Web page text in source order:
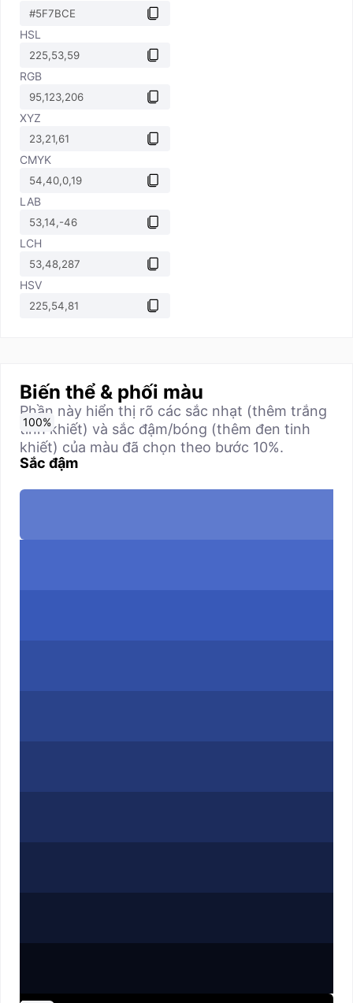
HSL
RGB
XYZ
CMYK
LAB
LCH
HSV
Biến thể & phối màu
Phần này hiển thị rõ các sắc nhạt (thêm trắng
tinh khiết) và sắc đậm/bóng (thêm đen tinh
khiết) của màu đã chọn theo bước 10%.
Sắc đậm
0%
10%
20%
30%
40%
50%
60%
70%
80%
90%
100%